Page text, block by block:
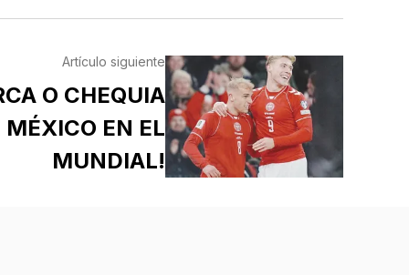
Artículo siguiente
O CHEQUIA
MÉXICO EN EL
MUNDIAL!